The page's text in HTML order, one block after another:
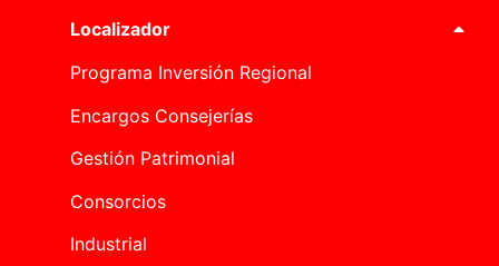
Localizador
Programa Inversión Regional
Encargos Consejerías
Gestión Patrimonial
Consorcios
Industrial